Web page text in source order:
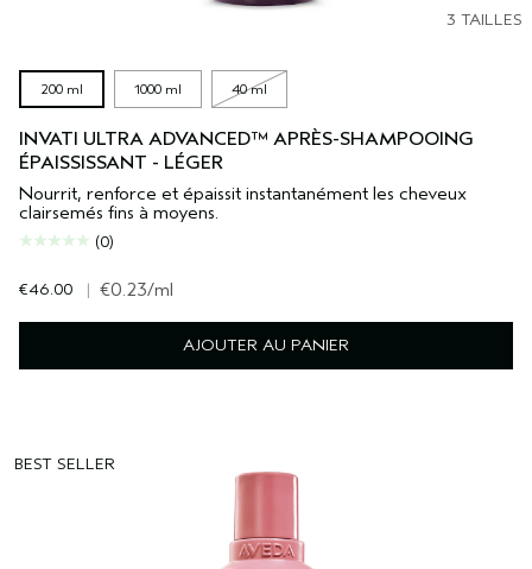
3 TAILLES
200 ml 1000 ml 40 ml
INVATI ULTRA ADVANCED™ APRÈS-SHAMPOOING
ÉPAISSISSANT - LÉGER
Nourrit, renforce et épaissit instantanément les cheveux
clairsemés fins à moyens.
(0)
€46.00 | €0.23/ml
AJOUTER AU PANIER
BEST SELLER